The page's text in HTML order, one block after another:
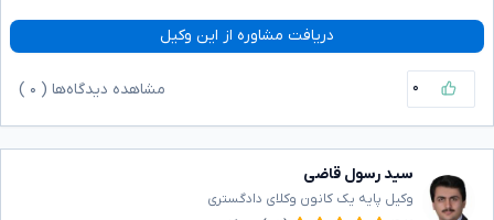
دریافت مشاوره از این وکیل
۰ مشاهده دیدگاه‌ها ( ۰
سید رسول قاضی
وکیل پایه یک کانون وکلای دادگستری